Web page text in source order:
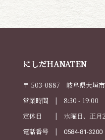
にしだHANATEN
〒 503-0887 岐阜県大垣
営業時間 | 8:30 - 19:00 (
定休日 | 水曜日、正月2
電話番号 |
0584-81-3200